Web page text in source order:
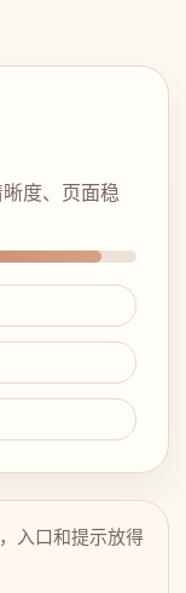
度、页面稳
入口和提示放得